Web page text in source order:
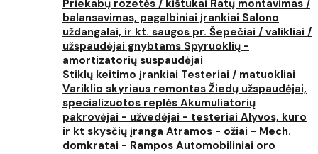
Priekabų rozetės / kištukai Ratų montavimas /
balansavimas, pagalbiniai įrankiai Salono
uždangalai, ir kt. saugos pr. Šepečiai / valikliai /
užspaudėjai gnybtams Spyruoklių -
amortizatorių suspaudėjai
Stiklų keitimo įrankiai Testeriai / matuokliai
Variklio skyriaus remontas Žiedų užspaudėjai,
specializuotos replės Akumuliatorių
pakrovėjai - užvedėjai - testeriai Alyvos, kuro
ir kt skysčių įranga Atramos - ožiai - Mech.
domkratai - Rampos Automobiliniai oro